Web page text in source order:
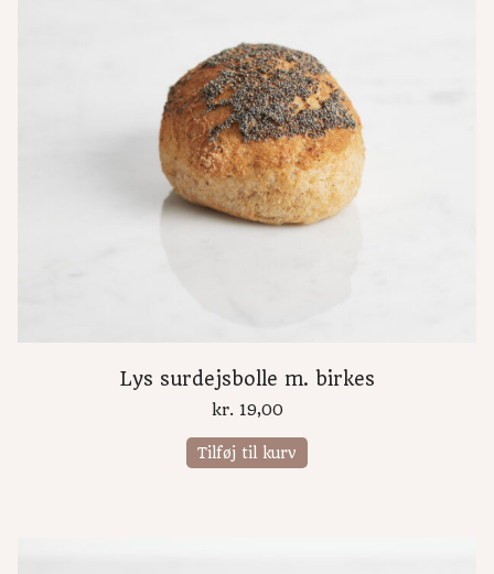
Lys surdejsbolle m. birkes
kr. 19,00
Tilføj til kurv